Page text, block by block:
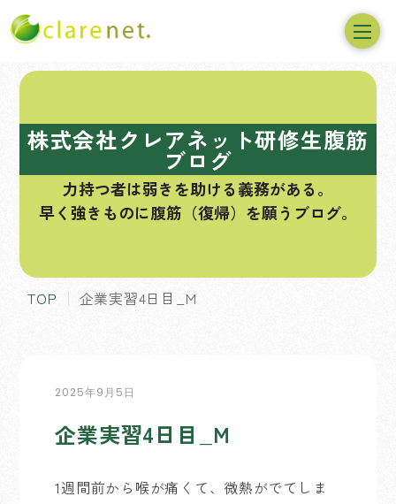
株式会社クレアネット研修生腹筋
ブログ
力持つ者は弱きを助ける義務がある。
早く強きものに腹筋（復帰）を願うブログ。
TOP 企業実習4日目_M
2025年9月5日
企業実習4日目_M
1週間前から喉が痛くて、微熱がでてしま